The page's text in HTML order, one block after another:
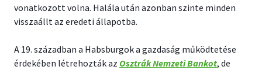
vonatkozott volna. Halála után azonban szinte minden
visszaállt az eredeti állapotba.
A 19. században a Habsburgok a gazdaság működtetése
érdekében létrehozták az Osztrák Nemzeti Bankot, de